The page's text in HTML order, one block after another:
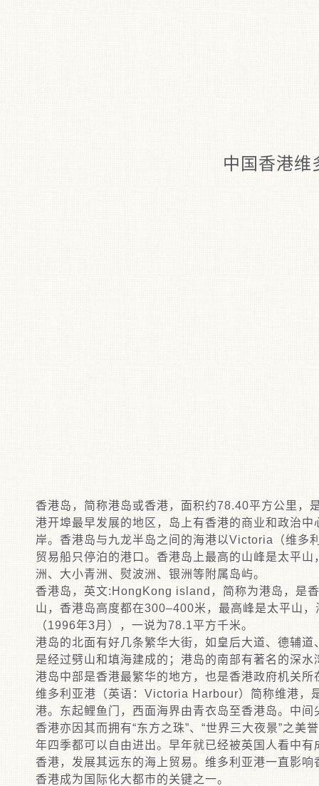
中国香港维
香港岛，简称港岛或香港，面积约78.40平方公里，
港开埠最早发展的地区，岛上有香港的商业和政治
岸。香港岛与九龙半岛之间的海港以Victoria（维多
贸易船只停泊的港口。香港岛上最高的山峰是太平
洲、大小青洲、熨波洲、银洲等附属岛屿。
香港岛，英文:HongKong island，简称为港岛，是
山，香港岛高度都在300–400米，最高峰是太平山
（1996年3月），一说为78.1平方千米。
港岛的北面有好几条繁华大街，如皇后大道、德辅
是经过劈山和填海建成的；港岛的南部有著名的深
港岛中部是香港最繁华的地方，也是香港政府机关
维多利亚港（英语：Victoria Harbour）简称维港，
港。东起鲤鱼门，西面海界由青衣岛至香港岛。中
香港亦因其而拥有“东方之珠”、“世界三大夜景”之
年四季都可以自由进出。早年就已经被英国人看中
香港，发展其远东的海上贸易。维多利亚港一直影
香港成为国际化大都市的关键之一。